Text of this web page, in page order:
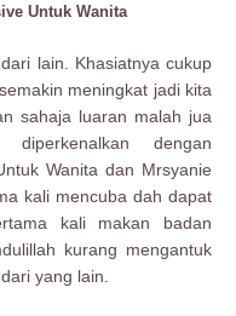
Untuk Wanita
lain. Khasiatnya cukup
meningkat jadi kita
sahaja luaran malah jua
diperkenalkan dengan
Wanita dan Mrsyanie
kali mencuba dah dapat
kali makan badan
kurang mengantuk
yang lain.